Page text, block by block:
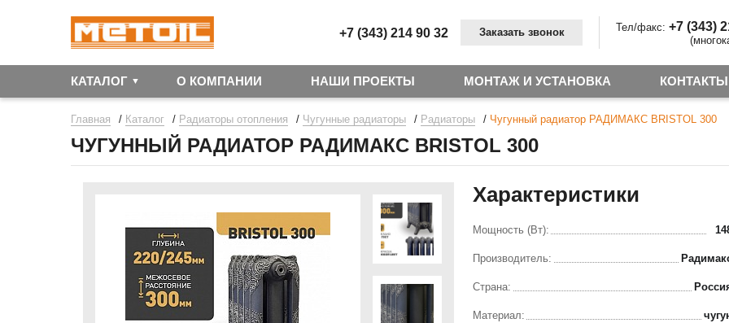
Тел/факс: +7 (343)
+7 (343) 214 90 32 Заказать звонок
КАТАЛОГ О КОМПАНИИ НАШИ ПРОЕКТЫ МОНТАЖ И УСТАНОВКА КОНТАКТЫ
Главная / Каталог / Радиаторы отопления / Чугунные радиаторы / Радиаторы / Чугунный радиатор РАДИМАКС BRISTOL 300
ЧУГУННЫЙ РАДИАТОР РАДИМАКС BRISTOL 300
Характеристики
Мощность (Вт):
Производитель:
Страна:
Материал: